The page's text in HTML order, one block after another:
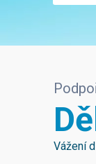
Vážení